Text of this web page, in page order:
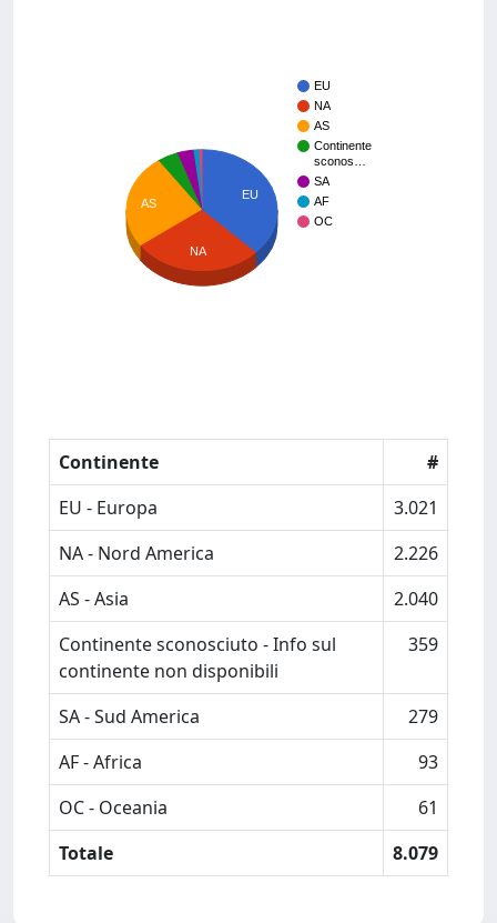
EU
NA
AS
Continente
sconos…
SA
AF
OC
EU
AS
NA
Continente
#
EU - Europa
3.021
NA - Nord America
2.226
AS - Asia
2.040
Continente sconosciuto - Info sul
continente non disponibili
359
SA - Sud America
279
AF - Africa
93
OC - Oceania
61
Totale
8.079